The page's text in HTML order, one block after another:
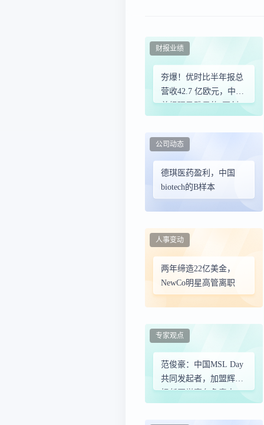
夯爆！优时比半年报总
营收42.7 亿欧元，中国
总经理马雅君的“再创
财报业绩
德琪医药盈利，中国
biotech的B样本
公司动态
两年缔造22亿美金，
NewCo明星高管离职
人事变动
范俊豪：中国MSL Day
共同发起者，加盟辉凌
担任医学事务负责人
专家观点